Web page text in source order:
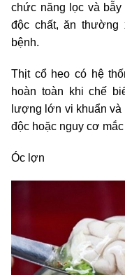
chức năng lọc và
độc chất, ăn thường
bệnh.
Thịt cổ heo có hệ
hoàn toàn khi chế
lượng lớn vi khuẩn và
độc hoặc nguy cơ
Óc lợn